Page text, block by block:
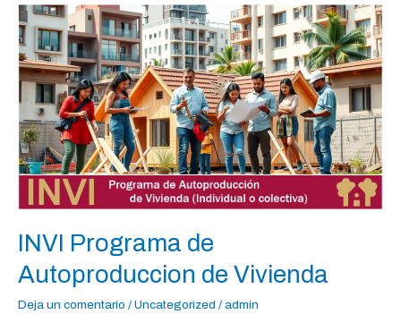
INVI Programa de
Autoproduccion de Vivienda
Deja un comentario / Uncategorized / admin
INVI
Programa
de
Autoproduccion
de
Vivienda